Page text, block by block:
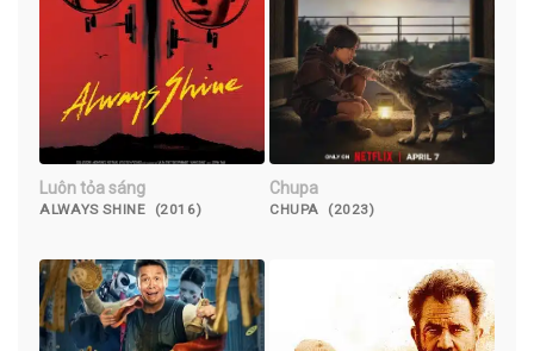
Luôn tỏa sáng
ALWAYS SHINE (2016)
Chupa
CHUPA (2023)